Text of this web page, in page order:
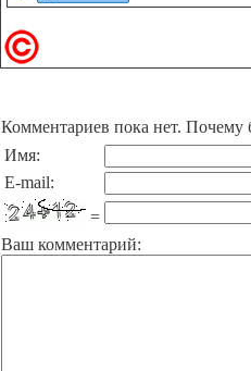
Комментариев пока нет. Почему
Имя:
E-mail:
=
Ваш комментарий: